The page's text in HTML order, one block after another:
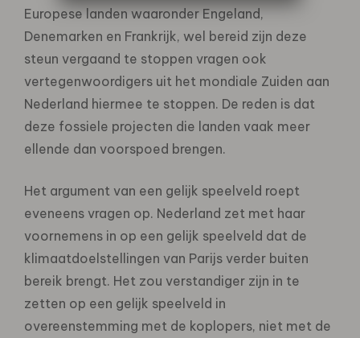
Europese landen waaronder Engeland,
Denemarken en Frankrijk, wel bereid zijn deze
steun vergaand te stoppen vragen ook
vertegenwoordigers uit het mondiale Zuiden aan
Nederland hiermee te stoppen. De reden is dat
deze fossiele projecten die landen vaak meer
ellende dan voorspoed brengen.
Het argument van een gelijk speelveld roept
eveneens vragen op. Nederland zet met haar
voornemens in op een gelijk speelveld dat de
klimaatdoelstellingen van Parijs verder buiten
bereik brengt. Het zou verstandiger zijn in te
zetten op een gelijk speelveld in
overeenstemming met de koplopers, niet met de